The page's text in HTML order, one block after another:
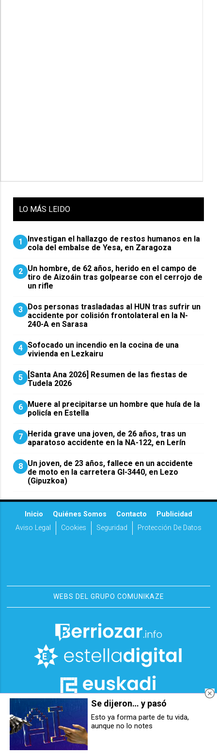
LO MÁS LEIDO
1
Investigan el hallazgo de restos humanos en la
cola del embalse de Yesa, en Zaragoza
2 Un hombre, de 62 años, herido en el campo de
tiro de Aizoáin tras golpearse con el cerrojo de
un rifle
3
​Dos personas trasladadas al HUN tras sufrir un
accidente por colisión frontolateral en la N-
240-A en Sarasa
4 Sofocado un incendio en la cocina de una
vivienda en Lezkairu
5
[Santa Ana 2026] Resumen de las fiestas de
Tudela 2026
6
Muere al precipitarse un hombre que huía de la
policía en Estella
7
Herida grave una joven, de 26 años, tras un
aparatoso accidente en la NA-122, en Lerín
8 Un joven, de 23 años, fallece en un accidente
de moto en la carretera GI-3440, en Lezo
(Gipuzkoa)
Inicio Quiénes Somos Contacto
Publicidad
Aviso Legal
Cookies Seguridad Protección De Datos
WEBS DEL GRUPO COMUNIKAZE
El arzobispo de Pamplona, en el
Centro Penitenciario: “Todos
importamos para Dios, sea cual
sea nuestro pasado"
[GALERIA] Las mejores fotos de la
Se dijeron… y pasó
Esto ya forma parte de tu vida,
aunque no lo notes